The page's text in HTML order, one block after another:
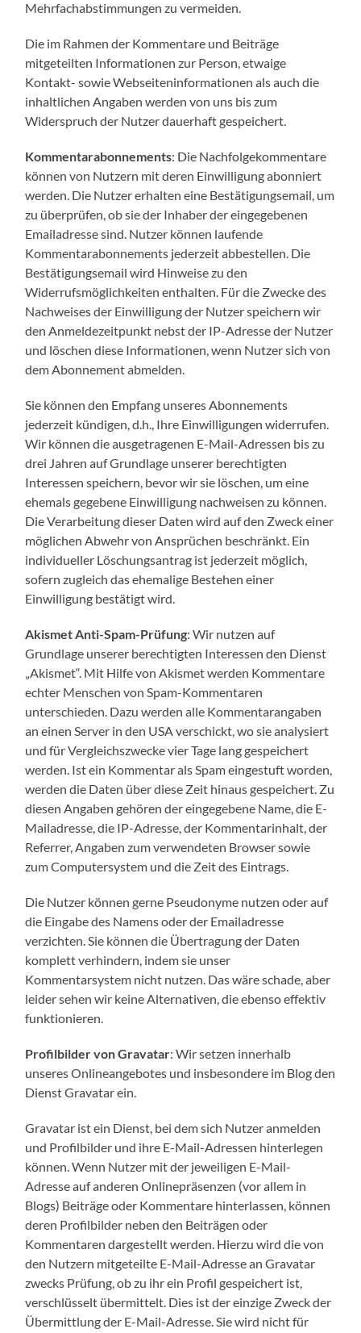
Mehrfachabstimmungen zu vermeiden.
Die im Rahmen der Kommentare und Beiträge
mitgeteilten Informationen zur Person, etwaige
Kontakt- sowie Webseiteninformationen als auch die
inhaltlichen Angaben werden von uns bis zum
Widerspruch der Nutzer dauerhaft gespeichert.
Kommentarabonnements: Die Nachfolgekommentare
können von Nutzern mit deren Einwilligung abonniert
werden. Die Nutzer erhalten eine Bestätigungsemail, um
zu überprüfen, ob sie der Inhaber der eingegebenen
Emailadresse sind. Nutzer können laufende
Kommentarabonnements jederzeit abbestellen. Die
Bestätigungsemail wird Hinweise zu den
Widerrufsmöglichkeiten enthalten. Für die Zwecke des
Nachweises der Einwilligung der Nutzer speichern wir
den Anmeldezeitpunkt nebst der IP-Adresse der Nutzer
und löschen diese Informationen, wenn Nutzer sich von
dem Abonnement abmelden.
Sie können den Empfang unseres Abonnements
jederzeit kündigen, d.h., Ihre Einwilligungen widerrufen.
Wir können die ausgetragenen E-Mail-Adressen bis zu
drei Jahren auf Grundlage unserer berechtigten
Interessen speichern, bevor wir sie löschen, um eine
ehemals gegebene Einwilligung nachweisen zu können.
Die Verarbeitung dieser Daten wird auf den Zweck einer
möglichen Abwehr von Ansprüchen beschränkt. Ein
individueller Löschungsantrag ist jederzeit möglich,
sofern zugleich das ehemalige Bestehen einer
Einwilligung bestätigt wird.
Akismet Anti-Spam-Prüfung: Wir nutzen auf
Grundlage unserer berechtigten Interessen den Dienst
„Akismet“. Mit Hilfe von Akismet werden Kommentare
echter Menschen von Spam-Kommentaren
unterschieden. Dazu werden alle Kommentarangaben
an einen Server in den USA verschickt, wo sie analysiert
und für Vergleichszwecke vier Tage lang gespeichert
werden. Ist ein Kommentar als Spam eingestuft worden,
werden die Daten über diese Zeit hinaus gespeichert. Zu
diesen Angaben gehören der eingegebene Name, die E-
Mailadresse, die IP-Adresse, der Kommentarinhalt, der
Referrer, Angaben zum verwendeten Browser sowie
zum Computersystem und die Zeit des Eintrags.
Die Nutzer können gerne Pseudonyme nutzen oder auf
die Eingabe des Namens oder der Emailadresse
verzichten. Sie können die Übertragung der Daten
komplett verhindern, indem sie unser
Kommentarsystem nicht nutzen. Das wäre schade, aber
leider sehen wir keine Alternativen, die ebenso effektiv
funktionieren.
Profilbilder von Gravatar: Wir setzen innerhalb
unseres Onlineangebotes und insbesondere im Blog den
Dienst Gravatar ein.
Gravatar ist ein Dienst, bei dem sich Nutzer anmelden
und Profilbilder und ihre E-Mail-Adressen hinterlegen
können. Wenn Nutzer mit der jeweiligen E-Mail-
Adresse auf anderen Onlinepräsenzen (vor allem in
Blogs) Beiträge oder Kommentare hinterlassen, können
deren Profilbilder neben den Beiträgen oder
Kommentaren dargestellt werden. Hierzu wird die von
den Nutzern mitgeteilte E-Mail-Adresse an Gravatar
zwecks Prüfung, ob zu ihr ein Profil gespeichert ist,
verschlüsselt übermittelt. Dies ist der einzige Zweck der
Übermittlung der E-Mail-Adresse. Sie wird nicht für